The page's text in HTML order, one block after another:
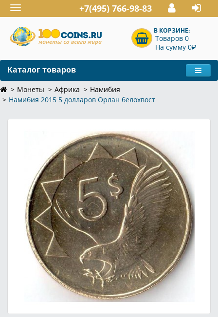
Toggle
navigation
+7(495) 766-98-83
В КОРЗИНЕ:
Товаров 0
На сумму 0P
Каталог товаров
Монеты Африка
Намибия
Намибия 2015 5 долларов Орлан белохвост